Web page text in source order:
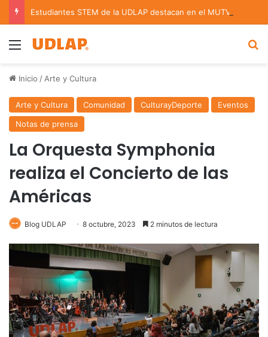
Menu
Inicio / Arte y Cultura
Arte y Cultura Comunidad CulturayDeporte
Eventos
Notas de prensa
La Orquesta Symphonia
realiza el Concierto de las
Américas
Blog UDLAP 8 octubre, 2023 2 minutos de lectura